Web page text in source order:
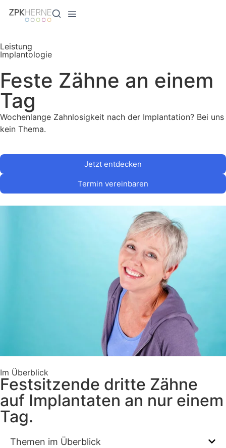
springen
Leistung
Implantologie
Feste Zähne an einem
Tag
Wochenlange Zahnlosigkeit nach der Implantation? Bei uns
kein Thema.
Jetzt entdecken
Termin vereinbaren
Im Überblick
Festsitzende dritte Zähne
auf Implantaten an nur einem
Tag.
Themen im Überblick